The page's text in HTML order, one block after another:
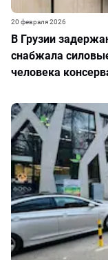
В Грузии
снабжала
человека
20 февраля 2026